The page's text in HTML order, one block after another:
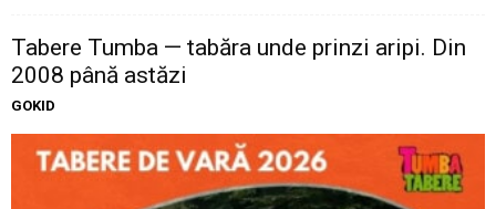
Tabere Tumba — tabăra unde prinzi aripi. Din
2008 până astăzi
GOKID